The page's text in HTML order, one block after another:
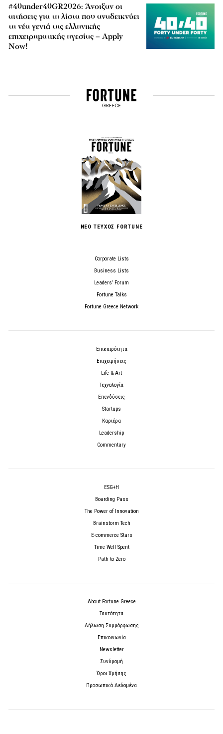
#40under40GR2026: Άνοιξαν οι
αιτήσεις για τη λίστα που αναδεικνύει
τη νέα γενιά της ελληνικής
επιχειρηματικής ηγεσίας – Apply
Now!
ΝΕΟ ΤΕΥΧΟΣ FORTUNE
Corporate Lists
Business Lists
Leaders’ Forum
Fortune Talks
Fortune Greece Network
Επικαιρότητα
Επιχειρήσεις
Life & Art
Τεχνολογία
Επενδύσεις
Startups
Καριέρα
Leadership
Commentary
ESG+H
Boarding Pass
The Power of Innovation
Brainstorm Tech
E-commerce Stars
Time Well Spent
Path to Zero
About Fortune Greece
Ταυτότητα
Δήλωση Συμμόρφωσης
Επικοινωνία
Newsletter
Συνδρομή
Όροι Χρήσης
Προσωπικά Δεδομένα